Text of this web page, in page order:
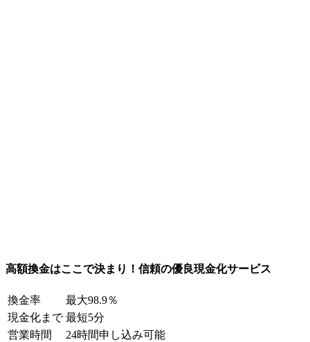
高額換金はここで決まり！信頼の優良現金化サービス
換金率
最大98.9％
現金化まで 最短5分
営業時間
24時間申し込み可能